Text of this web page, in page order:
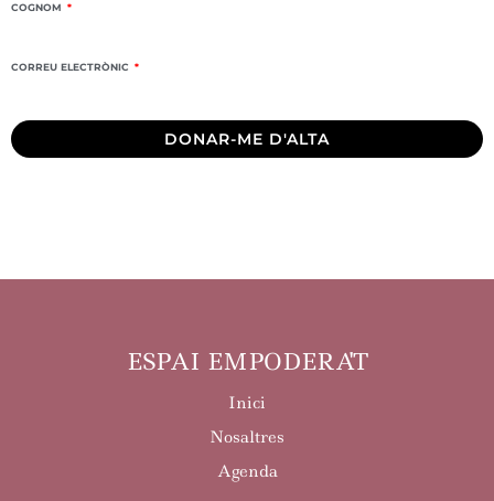
COGNOM
CORREU ELECTRÒNIC
DONAR-ME D'ALTA
ESPAI EMPODERA'T
Inici
Nosaltres
Agenda